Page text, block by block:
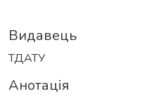
Видавець
ТДАТУ
Анотація